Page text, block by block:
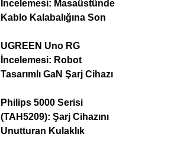
İncelemesi: Masaüstünde
Kablo Kalabalığına Son
UGREEN Uno RG
İncelemesi: Robot
Tasarımlı GaN Şarj Cihazı
Philips 5000 Serisi
(TAH5209): Şarj Cihazını
Unutturan Kulaklık